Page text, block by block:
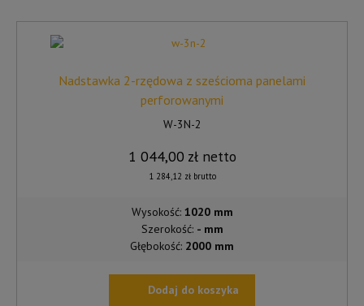
Nadstawka 2-rzędowa z sześcioma panelami
perforowanymi
W-3N-2
1 044,00 złnetto
1 284,12 złbrutto
Wysokość: 1020 mm
Szerokość: - mm
Głębokość: 2000 mm
Dodaj do koszyka